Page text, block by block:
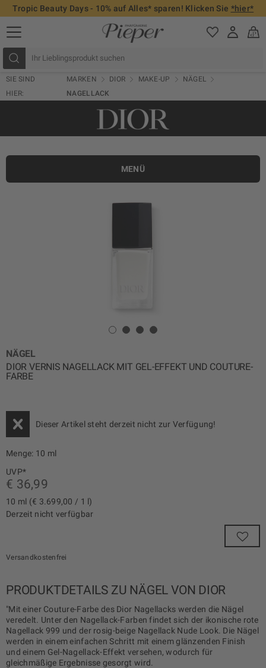
Tropic Beauty Days - 10% auf Alles* sparen! Klicken Sie *hier*
SIE SIND
HIER:
MARKEN DIOR MAKE-UP
NÄGEL
NAGELLACK
MENÜ
NÄGEL
DIOR VERNIS NAGELLACK MIT GEL-EFFEKT UND COUTURE-
FARBE
Dieser Artikel steht derzeit nicht zur Verfügung!
Menge: 10 ml
UVP*
€ 36,99
Derzeit nicht verfügbar
10 ml (€ 3.699,00 / 1 l)
Versandkostenfrei
PRODUKTDETAILS ZU NÄGEL VON DIOR
"Mit einer Couture-Farbe des Dior Nagellacks werden die Nägel
veredelt. Unter den Nagellack-Farben findet sich der ikonische rote
Nagellack 999 und der rosig-beige Nagellack Nude Look. Die Nägel
werden in einem einfachen Schritt mit einem glänzenden Finish
und einem Gel-Nagellack-Effekt versehen, wodurch für
gleichmäßige Ergebnisse gesorgt wird.